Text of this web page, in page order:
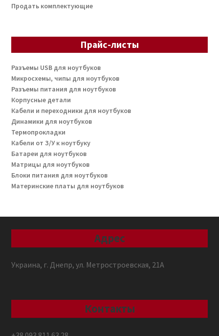
Продать комплектующие
Прайс-листы
Разъемы USB для ноутбуков
Микросхемы, чипы для ноутбуков
Разъемы питания для ноутбуков
Корпусные детали
Кабели и переходники для ноутбуков
Динамики для ноутбуков
Термопрокладки
Кабели от З/У к ноутбуку
Батареи для ноутбуков
Матрицы для ноутбуков
Блоки питания для ноутбуков
Материнские платы для ноутбуков
Адрес
Украина, г. Днепр, ул. Метростроевская, 21А
Контакты